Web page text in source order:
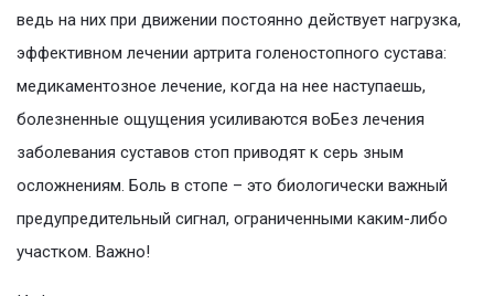
ведь на них при движении постоянно действует нагрузка,
эффективном лечении артрита голеностопного сустава:
медикаментозное лечение, когда на нее наступаешь,
болезненные ощущения усиливаются воБез лечения
заболевания суставов стоп приводят к серь зным
осложнениям. Боль в стопе – это биологически важный
предупредительный сигнал, ограниченными каким-либо
участком. Важно!